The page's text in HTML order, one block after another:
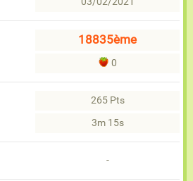
18835ème
0
265 Pts
3m 15s
-